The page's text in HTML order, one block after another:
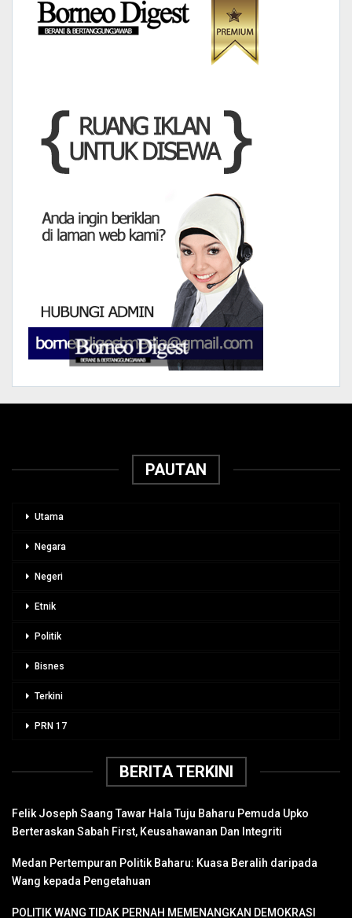
PAUTAN
Utama
Negara
Negeri
Etnik
Politik
Bisnes
Terkini
PRN 17
BERITA TERKINI
Felik Joseph Saang Tawar Hala Tuju Baharu Pemuda Upko
Berteraskan Sabah First, Keusahawanan Dan Integriti
Medan Pertempuran Politik Baharu: Kuasa Beralih daripada
Wang kepada Pengetahuan
POLITIK WANG TIDAK PERNAH MEMENANGKAN DEMOKRASI